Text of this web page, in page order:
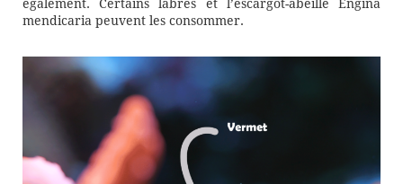
également. Certains labres et l’escargot-abeille Engina
mendicaria peuvent les consommer.